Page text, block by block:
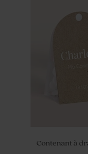
Contenant à